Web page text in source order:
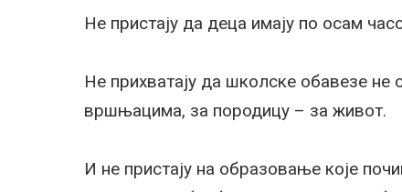
Не пристају да деца имају по осам
Не прихватају да школске обавезе
вршњацима, за породицу – за живот.
И не пристају на образовање које